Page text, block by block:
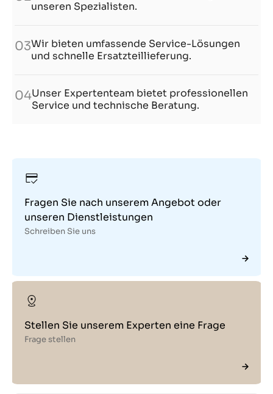
unseren Spezialisten.
03Wir bieten umfassende Service-Lösungen
und schnelle Ersatzteillieferung.
04Unser Expertenteam bietet professionellen
Service und technische Beratung.
Fragen Sie nach unserem Angebot oder
unseren Dienstleistungen
Schreiben Sie uns
Stellen Sie unserem Experten eine Frage
Frage stellen